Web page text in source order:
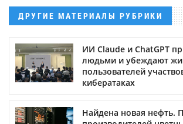
ДРУГИЕ МАТЕРИАЛЫ РУБРИКИ
ИИ Claude и ChatGPT
людьми и убеждают
пользователей
кибератаках
Найдена новая нефть.